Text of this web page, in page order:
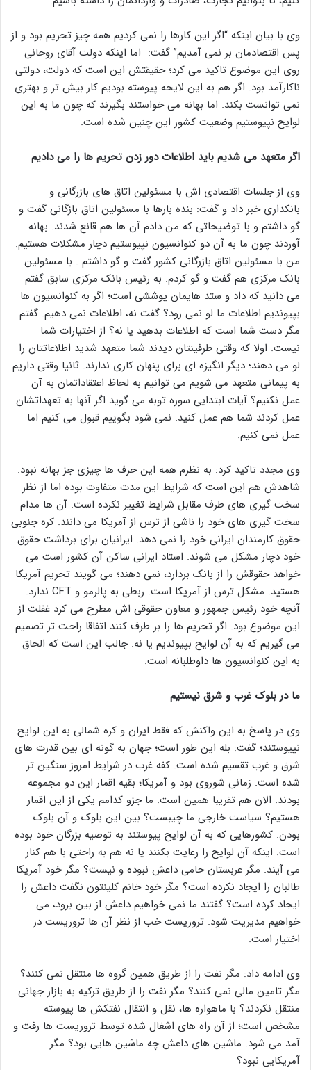
وی با بیان اینکه “اگر این کارها را نمی کردیم همه چیز تحریم بود و از
پس اقتصادمان بر نمی آمدیم” گفت: اما اینکه دولت آقای روحانی
روی این موضوع تاکید می کرد؛ حقیقتش این است که دولت، دولتی
ناکارآمد بود. اگر هم به این لایحه پیوسته بودیم کار بیش تر و بهتری
نمی توانست بکند. اما بهانه می خواستند بگیرند که چون ما به این
لوایح نپیوستیم وضعیت کشور این چنین شده است.
اگر متعهد می شدیم باید اطلاعات دور زدن تحریم ها را می دادیم
وی از جلسات اقتصادی اش با مسئولین اتاق های بازرگانی و
بانکداری خبر داد و گفت: بنده بارها با مسئولین اتاق بازگانی گفت و
گو داشتم و با توضیحاتی که من دادم آن ها هم قانع شدند. بهانه
آوردند چون ما به آن دو کنوانسیون نپیوستیم دچار مشکلات هستیم.
من با مسئولین اتاق بازرگانی کشور گفت و گو داشتم . با مسئولین
بانک مرکزی هم گفت و گو کردم. به رئیس بانک مرکزی سابق گفتم
می دانید که داد و ستد هایمان پوششی است؛ اگر به کنوانسیون ها
بپیوندیم اطلاعات ما لو نمی رود؟ گفت نه، اطلاعات نمی دهیم. گفتم
مگر دست شما است که اطلاعات بدهید یا نه؟ از اختیارات شما
نیست. اولا که وقتی طرفینتان دیدند شما متعهد شدید اطلاعاتتان را
لو می دهند؛ دیگر انگیزه ای برای پنهان کاری ندارند. ثانیا وقتی داریم
به پیمانی متعهد می شویم می توانیم به لحاظ اعتقاداتمان به آن
عمل نکنیم؟ آیات ابتدایی سوره توبه می گوید اگر آنها به تعهداتشان
عمل کردند شما هم عمل کنید. نمی شود بگوییم قبول می کنیم اما
عمل نمی کنیم.
وی مجدد تاکید کرد: به نظرم همه این حرف ها چیزی جز بهانه نبود.
شاهدش هم این است که شرایط این مدت متفاوت بوده اما از نظر
سخت گیری های طرف مقابل شرایط تغییر نکرده است. آن ها مدام
سخت گیری های خود را ناشی از ترس از آمریکا می دانند. کره جنوبی
حقوق کارمندان ایرانی خود را نمی دهد. ایرانیان برای برداشت حقوق
خود دچار مشکل می شوند. استاد ایرانی ساکن آن کشور است می
خواهد حقوقش را از بانک بردارد، نمی دهند؛ می گویند تحریم آمریکا
هستید. مشکل ترس از آمریکا است. ربطی به پالرمو و CFT ندارد.
آنچه خود رئیس جمهور و معاون حقوقی اش مطرح می کرد غفلت از
این موضوع بود. اگر تحریم ها را بر طرف کنند اتفاقا راحت تر تصمیم
می گیریم که به آن لوایح بپیوندیم یا نه. جالب این است که الحاق
به این کنوانسیون ها داوطلبانه است.
ما در بلوک غرب و شرق نیستیم
وی در پاسخ به این واکنش که فقط ایران و کره شمالی به این لوایح
نپیوستند؛ گفت: بله این طور است؛ جهان به گونه ای بین قدرت های
شرق و غرب تقسیم شده است. کفه غرب در شرایط امروز سنگین تر
شده است. زمانی شوروی بود و آمریکا؛ بقیه اقمار این دو مجموعه
بودند. الان هم تقریبا همین است. ما جزو کدامم یکی از این اقمار
هستیم؟ سیاست خارجی ما چیبست؟ بین این بلوک و آن بلوک
بودن. کشورهایی که به آن لوایح پیوستند به توصیه بزرگان خود بوده
است. اینکه آن لوایح را رعایت بکنند یا نه هم به راحتی با هم کنار
می آیند. مگر عربستان حامی داعش نبوده و نیست؟ مگر خود آمریکا
طالبان را ایجاد نکرده است؟ مگر خود خانم کلینتون نگفت داعش را
ایجاد کرده است؟ گفتند ما نمی خواهیم داعش از بین برود، می
خواهیم مدیریت شود. تروریست خب از نظر آن ها تروریست در
اختیار است.
وی ادامه داد: مگر نفت را از طریق همین گروه ها منتقل نمی کنند؟
مگر تامین مالی نمی کنند؟ مگر نفت را از طریق ترکیه به بازار جهانی
منتقل نکردند؟ با ماهواره ها، نقل و انتقال نفتکش ها پیوسته
مشخص است؛ از آن راه های اشغال شده توسط تروریست ها رفت و
آمد می شود. ماشین های داعش چه ماشین هایی بود؟ مگر
آمریکایی نبود؟